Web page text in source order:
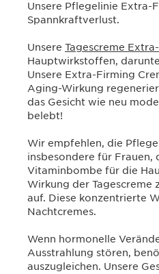
Unsere Pflegelinie Extra-
Spannkraftverlust.
Unsere Tagescreme
Hauptwirkstoffen,
Unsere Extra-Firming
Aging-Wirkung
das Gesicht wie neu
belebt!
Wir empfehlen, die
insbesondere für Frauen,
Vitaminbombe für die
Wirkung der Tagescreme
auf. Diese konzentrierte
Nachtcremes.
Wenn hormonelle
Ausstrahlung stören,
auszugleichen. Unsere